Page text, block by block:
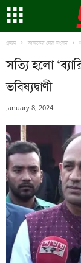
প্রচ্ছদ আজকের সেরা সংবাদ
সত্যি হলো
ভবিষ্যদ্বাণী
January 8, 2024